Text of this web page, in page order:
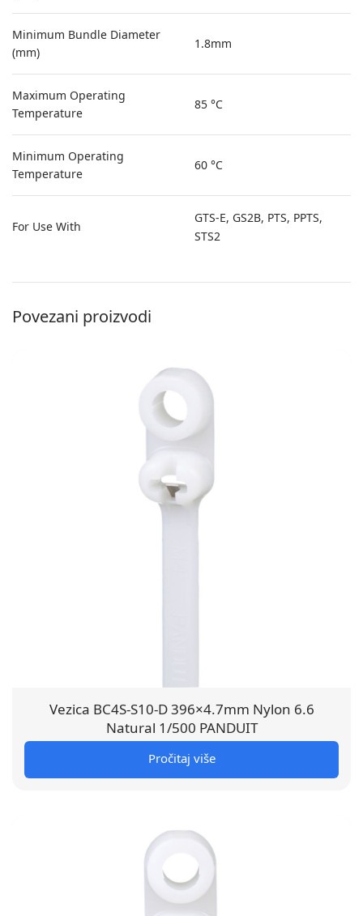
Minimum Bundle Diameter
(mm)
1.8mm
Maximum Operating
Temperature
85 °C
Minimum Operating
Temperature
60 °C
For Use With
GTS-E, GS2B, PTS, PPTS,
STS2
Povezani proizvodi
Vezica BC4S-S10-D 396×4.7mm Nylon 6.6
Natural 1/500 PANDUIT
Pročitaj više